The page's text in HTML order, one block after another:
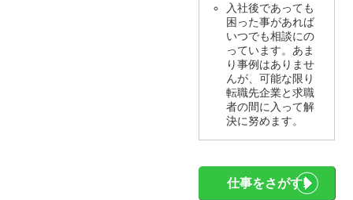
入社後であっても
困った事があれば
いつでも相談にの
っています。あま
り事例はありませ
んが、可能な限り
転職先企業と求職
者の間に入って解
決に努めます。
仕事をさがす!